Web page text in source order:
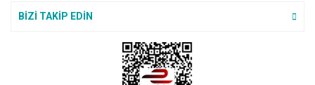
BİZİ TAKİP EDİN